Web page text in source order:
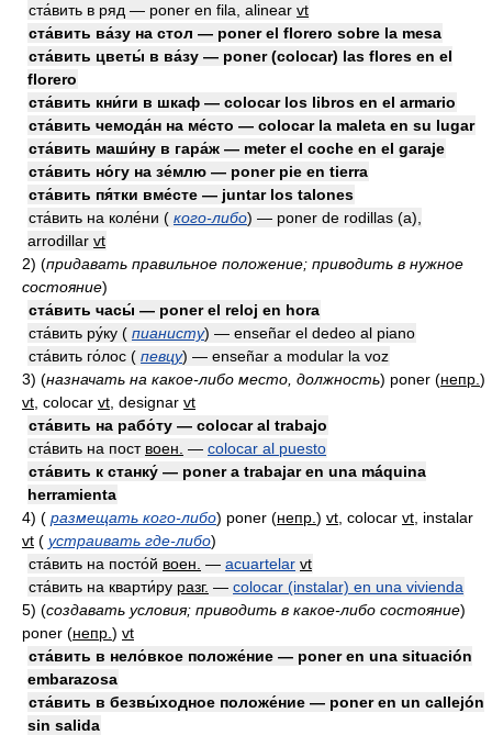
ста́вить в ряд — poner en fila, alinear vt
ста́вить ва́зу на стол — poner el florero sobre la mesa
ста́вить цветы́ в ва́зу — poner (colocar) las flores en el
florero
ста́вить кни́ги в шкаф — colocar los libros en el armario
ста́вить чемода́н на ме́сто — colocar la maleta en su lugar
ста́вить маши́ну в гара́ж — meter el coche en el garaje
ста́вить но́гу на зе́млю — poner pie en tierra
ста́вить пя́тки вме́сте — juntar los talones
ста́вить на коле́ни ( кого-либо) — poner de rodillas (a),
arrodillar vt
2) (придавать правильное положение; приводить в нужное
состояние)
ста́вить часы́ — poner el reloj en hora
ста́вить ру́ку ( пианисту) — enseñar el dedeo al piano
ста́вить го́лос ( певцу) — enseñar a modular la voz
3) (назначать на какое-либо место, должность) poner (непр. )
vt , colocar vt , designar vt
ста́вить на рабо́ту — colocar al trabajo
ста́вить на пост воен. — colocar al puesto
ста́вить к станку́ — poner a trabajar en una máquina
herramienta
4) ( размещать кого-либо) poner (непр. ) vt , colocar vt , instalar
vt ( устраивать где-либо)
ста́вить на посто́й воен. — acuartelar vt
ста́вить на кварти́ру разг. — colocar (instalar) en una vivienda
5) (создавать условия; приводить в какое-либо состояние)
poner (непр. ) vt
ста́вить в нело́вкое положе́ние — poner en una situación
embarazosa
ста́вить в безвы́ходное положе́ние — poner en un callejón
sin salida